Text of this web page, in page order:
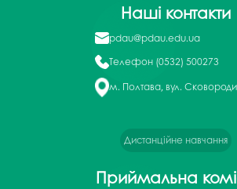
Наші контакти
pdau@pdau.edu.ua
Телефон (0532) 500273
м. Полтава, вул.
Дистанційне навчання
Приймальна